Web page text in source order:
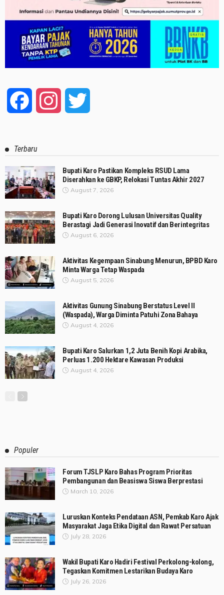
Facebook Instagram
Terbaru
Bupati Karo Pastikan Kompleks RSUD Lama
Diserahkan ke GBKP, Relokasi Tuntas Akhir 2027
August 7, 2026
Bupati Karo Dorong Lulusan Universitas Quality
Berastagi Jadi Generasi Inovatif dan Berintegritas
August 6, 2026
Aktivitas Kegempaan Sinabung Menurun, BPBD Karo
Minta Warga Tetap Waspada
August 5, 2026
Aktivitas Gunung Sinabung Berstatus Level II
(Waspada), Warga Diminta Patuhi Zona Bahaya
August 4, 2026
Bupati Karo Salurkan 1,2 Juta Benih Kopi Arabika,
Perluas 1.200 Hektare Kawasan Produksi
August 4, 2026
Populer
Forum TJSLP Karo Bahas Program Prioritas
Pembangunan dan Beasiswa Siswa Berprestasi
March 10, 2026
Luruskan Konteks Pendataan ASN, Pemkab Karo Ajak
Masyarakat Jaga Etika Digital dan Rawat Persatuan
July 28, 2026
Wakil Bupati Karo Hadiri Festival Perkolong-kolong,
Tegaskan Komitmen Lestarikan Budaya Karo
July 26, 2026